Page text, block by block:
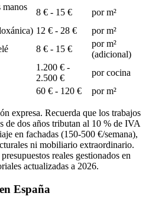
8 € - 15 €
por m²
12 € - 28 €
por m²
8 € - 15 €
por m²
(adicional)
1.200 € -
2.500 €
por cocina
60 € - 120 € por m²
expresa. Recuerda que los trabajos
de dos años tributan al 10 % de IVA
en fachadas (150-500 €/semana),
ni mobiliario extraordinario.
reales gestionados en
actualizadas a 2026.
España